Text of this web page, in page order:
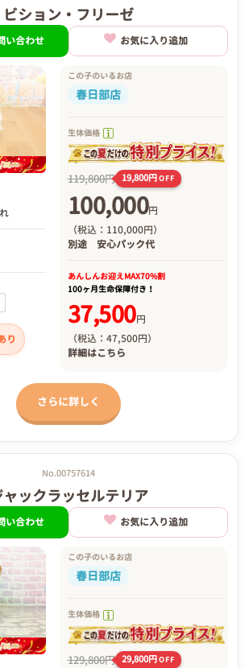
ビション・フリーゼ
い合わせ お気に入り追加
り
この子のいるお店
春日部店
生体価格
119,800円 19,800円OFF
100,000円
（税込：110,000円）
別途 安心パック代
あんしんお迎えMAX70%割
100ヶ月生命保障付き！
37,500円
（税込：47,500円）
詳細はこちら
さらに詳しく
No.00757614
ャックラッセルテリア
い合わせ お気に入り追加
この子のいるお店
春日部店
生体価格
129,800円 29,800円OFF